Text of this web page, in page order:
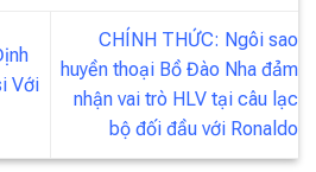
Với
CHÍNH THỨC: Ngôi sao
huyền thoại Bồ Đào Nha đảm
nhận vai trò HLV tại câu lạc
bộ đối đầu với Ronaldo